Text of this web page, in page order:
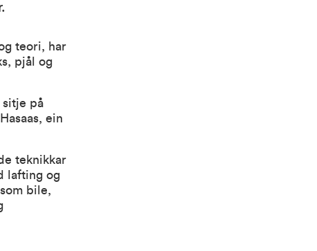
teori, har
pjål og
sitje på
ein
teknikkar
lafting og
bile,